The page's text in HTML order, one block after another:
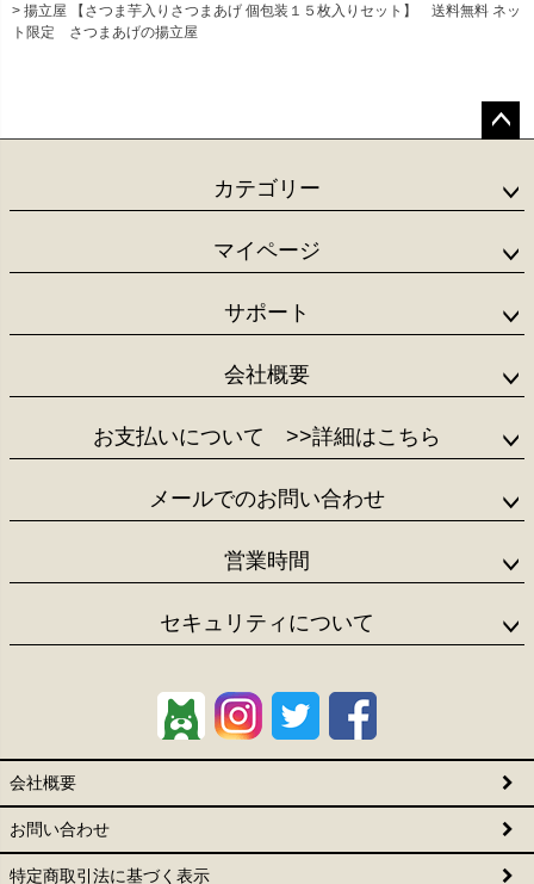
揚立屋 【さつま芋入りさつまあげ 個包装１５枚入りセット】 送料無料 ネッ
ト限定 さつまあげの揚立屋
ップ
カテゴリー
マイページ
サポート
会社概要
お支払いについて >>詳細はこちら
メールでのお問い合わせ
営業時間
セキュリティについて
会社概要
お問い合わせ
特定商取引法に基づく表示